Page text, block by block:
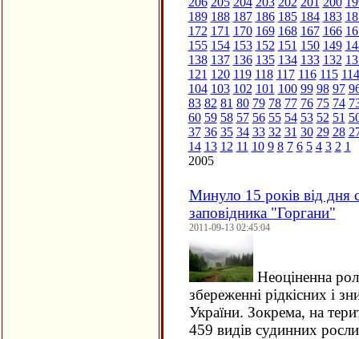
189 188 187 186 185 184 183
172 171 170 169 168 167 166
155 154 153 152 151 150 149
138 137 136 135 134 133 132
121 120 119 118 117 116 115 114
104 103 102 101 100 99 98 97
83 82 81 80 79 78 77 76 75 74
60 59 58 57 56 55 54 53 52 51
37 36 35 34 33 32 31 30 29 28
14 13 12 11 10 9 8 7 6 5 4 3 2 1
2005
Минуло 15 років від дня
заповідника "Горгани"
2011-09-13 02:45:04
Неоціненна
збереженні рідкісних і
України. Зокрема, на
459 видів судинних